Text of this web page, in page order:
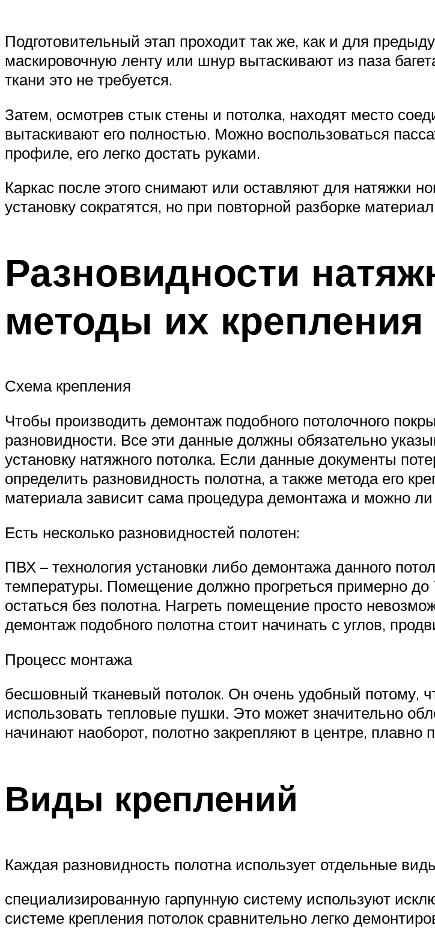
Подготовительный этап проходит так же, как и для
маскировочную ленту или шнур вытаскивают из паза
ткани это не требуется.
Затем, осмотрев стык стены и потолка, находят место
вытаскивают его полностью. Можно воспользоваться
профиле, его легко достать руками.
Каркас после этого снимают или оставляют для натяжки
установку сократятся, но при повторной разборке
Разновидности
методы их крепления
Схема крепления
Чтобы производить демонтаж подобного потолочного
разновидности. Все эти данные должны обязательно
установку натяжного потолка. Если данные документы
определить разновидность полотна, а также метода его
материала зависит сама процедура демонтажа и можно
Есть несколько разновидностей полотен:
ПВХ – технология установки либо демонтажа данного
температуры. Помещение должно прогреться примерно
остаться без полотна. Нагреть помещение просто
демонтаж подобного полотна стоит начинать с углов,
Процесс монтажа
бесшовный тканевый потолок. Он очень удобный потому,
использовать тепловые пушки. Это может значительно
начинают наоборот, полотно закрепляют в центре, плавно
Виды креплений
Каждая разновидность полотна использует отдельные
специализированную гарпунную систему используют
системе крепления потолок сравнительно легко